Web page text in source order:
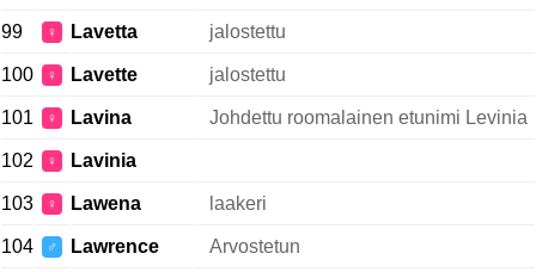
99 ♀ Lavetta jalostettu
100 ♀ Lavette jalostettu
101 ♀ Lavina Johdettu roomalainen etunimi Levinia
102 ♀ Lavinia
103 ♀ Lawena laakeri
104 ♂ Lawrence Arvostetun